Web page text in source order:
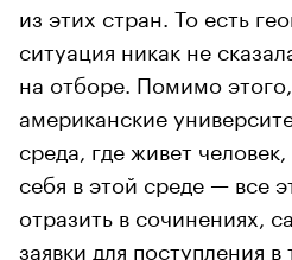
из этих стран. То есть
ситуация никак не
на отборе. Помимо
американские
среда, где живет
себя в этой среде — все
отразить в сочинениях,
заявки для поступления